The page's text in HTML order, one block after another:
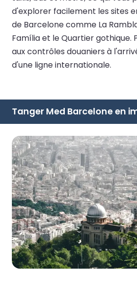
d'explorer facilement les sites
de Barcelone comme La
Família et le Quartier gothique.
aux contrôles douaniers à
d'une ligne internationale.
Tanger Med Barcelone en